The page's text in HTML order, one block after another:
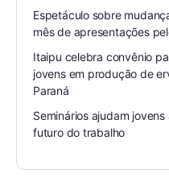
Espetáculo sobre
mês de apresentações
Itaipu celebra convênio
jovens em produção de
Paraná
Seminários ajudam
futuro do trabalho